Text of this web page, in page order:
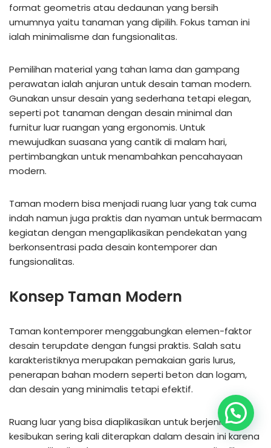
format geometris atau dedaunan yang bersih
umumnya yaitu tanaman yang dipilih. Fokus taman ini
ialah minimalisme dan fungsionalitas.
Pemilihan material yang tahan lama dan gampang
perawatan ialah anjuran untuk desain taman modern.
Gunakan unsur desain yang sederhana tetapi elegan,
seperti pot tanaman dengan desain minimal dan
furnitur luar ruangan yang ergonomis. Untuk
mewujudkan suasana yang cantik di malam hari,
pertimbangkan untuk menambahkan pencahayaan
modern.
Taman modern bisa menjadi ruang luar yang tak cuma
indah namun juga praktis dan nyaman untuk bermacam
kegiatan dengan mengaplikasikan pendekatan yang
berkonsentrasi pada desain kontemporer dan
fungsionalitas.
Konsep Taman Modern
Taman kontemporer menggabungkan elemen-faktor
desain terupdate dengan fungsi praktis. Salah satu
karakteristiknya merupakan pemakaian garis lurus,
penerapan bahan modern seperti beton dan logam,
dan desain yang minimalis tetapi efektif.
Ruang luar yang bisa diaplikasikan untuk berjenis-jenis
kesibukan sering kali diterapkan dalam desain ini karena